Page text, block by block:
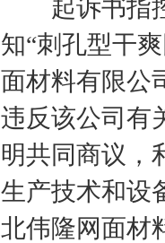
起诉书指
知“刺孔型干
面材料有限公
违反该公司有
明共同商议，
生产技术和设
北伟隆网面材